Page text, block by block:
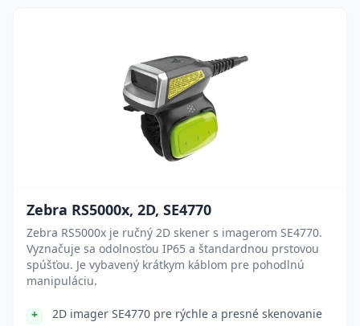
Zebra RS5000x, 2D, SE4770
Zebra RS5000x je ručný 2D skener s imagerom SE4770.
Vyznačuje sa odolnosťou IP65 a štandardnou prstovou
spúšťou. Je vybavený krátkym káblom pre pohodlnú
manipuláciu.
2D imager SE4770 pre rýchle a presné skenovanie